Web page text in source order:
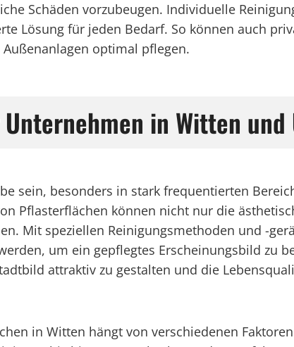
Schäden vorzubeugen. Individuelle
Lösung für jeden Bedarf. So können auch
optimal pflegen.
in Witten und
sein, besonders in stark frequentierten
Pflasterflächen können nicht nur die
Mit speziellen Reinigungsmethoden und -
um ein gepflegtes Erscheinungsbild zu
attraktiv zu gestalten und die
in Witten hängt von verschiedenen